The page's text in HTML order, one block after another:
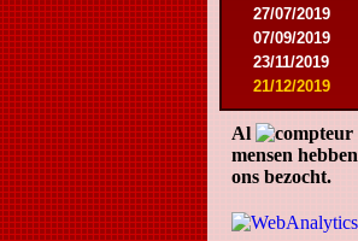
27/07/2019
07/09/2019
23/11/2019
21/12/2019
Al
mensen hebben
ons bezocht.